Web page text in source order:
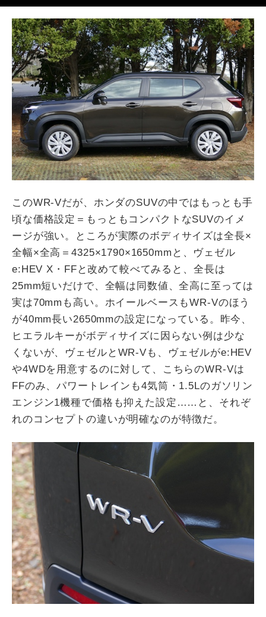
このWR-Vだが、ホンダのSUVの中ではもっとも手
頃な価格設定＝もっともコンパクトなSUVのイメ
ージが強い。ところが実際のボディサイズは全長×
全幅×全高＝4325×1790×1650mm と、ヴェゼル
e:HEV X ・ FF と改めて較べてみると、全長は
25mm短いだけで、全幅は同数値、全高に至っては
実は70mm も高い。ホイールベースもWR-Vのほう
が40mm長い2650mmの設定になっている。昨今、
ヒエラルキーがボディサイズに因らない例は少な
くないが、ヴェゼルと WR-V も、ヴェゼルがe:HEV
や4WDを用意するのに対して、こちらのWR-Vは
FFのみ、パワートレインも4気筒・ 1.5Lのガソリン
エンジン1機種で価格も抑えた設定 …… と、それぞ
れのコンセプトの違いが明確なのが特徴だ。